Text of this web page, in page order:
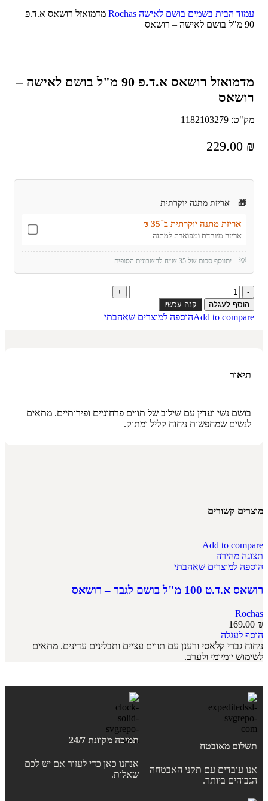
עמוד הבית בשמים בושם לאישה Rochas מדמואזל רושאס א.ד.פ
90 מ"ל בושם לאישה – רושאס
מדמואזל רושאס א.ד.פ 90 מ"ל בושם לאישה –
רושאס
מק"ט: 1182103279
229.00 ₪
🎁 אריזת מתנה יוקרתית
אריזת מתנה יוקרתית ב־35 ₪
אריזה מיוחדת ומפוארת למתנה
💡 יתווסף סכום של 35 ש״ח לחשבונית הסופית
הוסף לעגלה קנה עכשיו
Add to compareהוספה למוצרים שאהבתי
תיאור
בושם נשי ועדין עם שילוב של תווים פרחוניים ופירותיים. מתאים
לנשים שמחפשות ניחוח קליל ומתוק.
מוצרים קשורים
Add to compare
תצוגה מהירה
הוספה למוצרים שאהבתי
רושאס א.ד.ט 100 מ"ל בושם לגבר – רושאס
Rochas
169.00 ₪
הוסף לעגלה
ניחוח גברי קלאסי ורענן עם תווים עציים ותבלינים עדינים. מתאים
לשימוש יומיומי ולערב.
תשלום מאובטח
אנו עובדים עם תקני האבטחה
הגבוהים ביותר.
תמיכה מקוונת 24/7
אנחנו כאן כדי לעזור אם יש לכם
שאלות.